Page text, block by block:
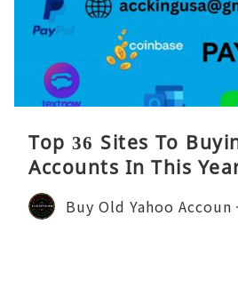
Top 36 Sites To
Accounts In This
Buy Old Yahoo Accoun